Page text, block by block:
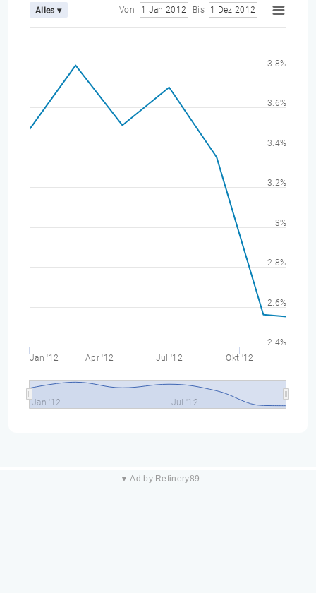
Alles ▾ Von 1 Jan 2012 Bis 1 Dez 2012
Jan '12 Apr '12 Jul '12 Okt '12
Jan '12 Jul '12
2.4%
2.6%
2.8%
3%
3.2%
3.4%
3.6%
3.8%
▼ Ad by Refinery89